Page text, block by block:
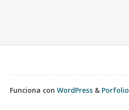
Funciona con WordPress & Porfolio